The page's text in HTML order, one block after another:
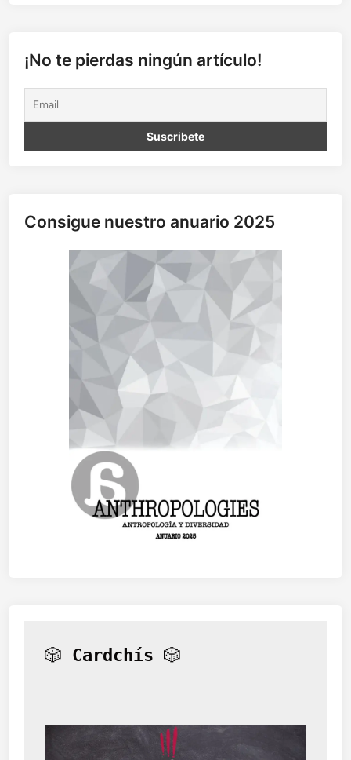
l
a
m
a
¡No te pierdas ningún artículo!
Consigue nuestro anuario 2025
🎲 Cardchís 🎲